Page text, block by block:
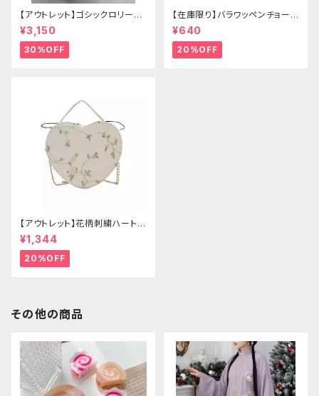
【アウトレット】ゴシックロリータ
ゴールドクラウン＆ホーン(ヴェ
ール付き)
¥3,150
30%OFF
【在庫限り】バラワッペンチョーカ
ー
¥640
20%OFF
【アウトレット】花柄刺繍ハートバ
ッグ
¥1,344
20%OFF
その他の商品